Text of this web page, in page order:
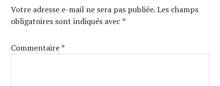
Votre adresse e-mail ne sera pas publiée. Les champs
obligatoires sont indiqués avec*
Commentaire*